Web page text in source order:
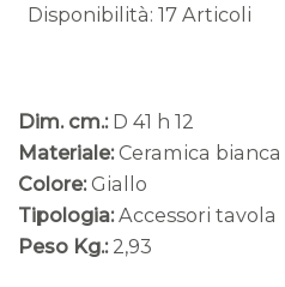
Disponibilità: 17 Articoli
Dim. cm.: D 41 h 12
Materiale: Ceramica bianca
Colore: Giallo
Tipologia: Accessori tavola
Peso Kg.: 2,93